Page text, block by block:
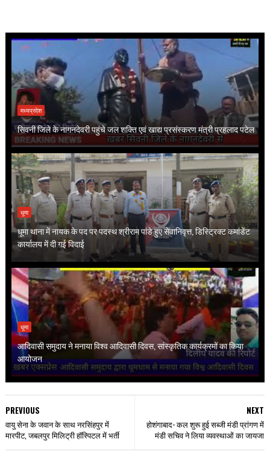
मध्यप्रदेश
सिवनी जिले के नागनदेवरी पहुंचे जल शक्ति एवं खाद्य प्रसंस्करण मंत्री प्रहलाद पटेल
धूमा
धूमा थाना में नायक के पद पर पदस्थ श्रीराम पांडे हुए सेवानिवृत्त, डिस्ट्रिक्ट कमांडेंट
कार्यालय में दी गई विदाई
धूमा
आदिवासी समुदाय ने मनाया विश्व आदिवासी दिवस, सांस्कृतिक कार्यक्रमों का किया
आयोजन
NEXT
होशंगाबाद- कल शुरू हुई सब्जी मंडी प्रांगण में
मंडी सचिव ने लिया व्यवस्थाओं का जायजा
PREVIOUS
वायु सेना के जवान के साथ नरसिंहपुर में
मारपीट, जबलपुर मिलिट्री हॉस्पिटल में भर्ती